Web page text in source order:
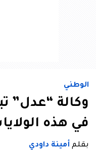
الوطني
وكالة “عدل”
في هذه
بقلم أمينة داودي